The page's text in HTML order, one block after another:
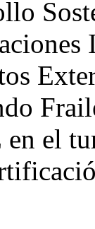
el